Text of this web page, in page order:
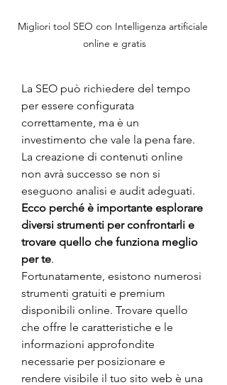
Migliori tool SEO con Intelligenza artificiale
online e gratis
La SEO può richiedere del tempo
per essere configurata
correttamente, ma è un
investimento che vale la pena fare.
La creazione di contenuti online
non avrà successo se non si
eseguono analisi e audit adeguati.
Ecco perché è importante esplorare
diversi strumenti per confrontarli e
trovare quello che funziona meglio
per te.
Fortunatamente, esistono numerosi
strumenti gratuiti e premium
disponibili online. Trovare quello
che offre le caratteristiche e le
informazioni approfondite
necessarie per posizionare e
rendere visibile il tuo sito web è una